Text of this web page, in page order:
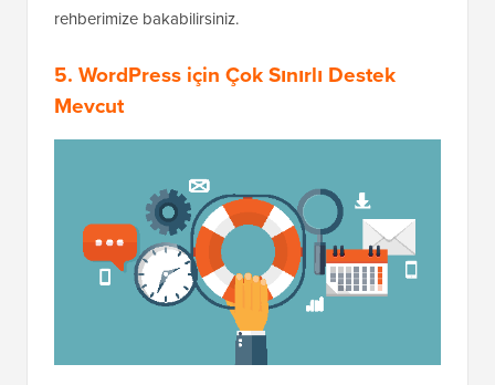
rehberimize bakabilirsiniz.
5. WordPress için Çok Sınırlı Destek
Mevcut